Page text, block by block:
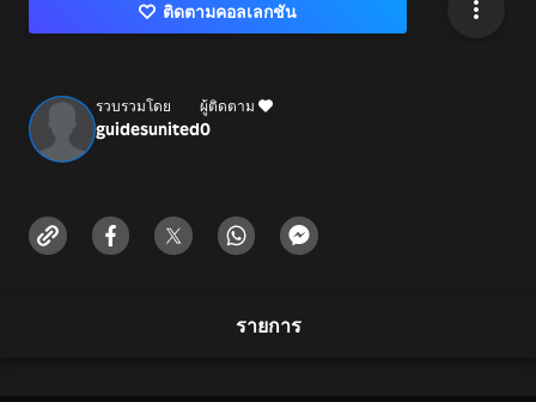
or a different Smart Defrag 10 PRO Smart Tech Support Phone
ติดตามคอลเลกชัน
รวบรวมโดย
guidesunited
ผู้ติดตาม
0
รายการ